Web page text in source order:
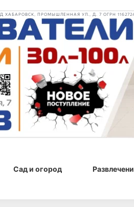
ПРОМЫШЛЕННАЯ УЛ., Д. 7 ОГРН
Сад и огород